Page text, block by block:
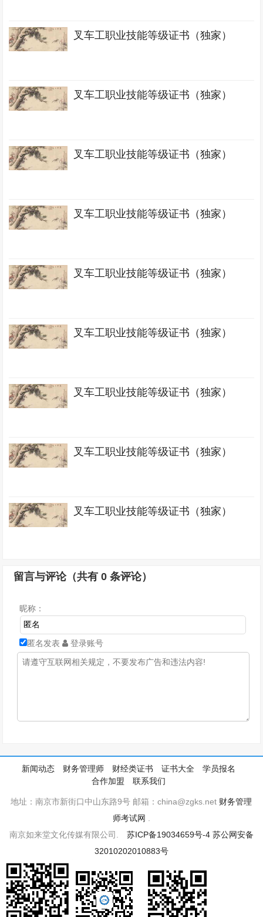
叉车工职业技能等级证书（独家）
叉车工职业技能等级证书（独家）
叉车工职业技能等级证书（独家）
叉车工职业技能等级证书（独家）
叉车工职业技能等级证书（独家）
叉车工职业技能等级证书（独家）
叉车工职业技能等级证书（独家）
叉车工职业技能等级证书（独家）
叉车工职业技能等级证书（独家）
留言与评论（共有0 条评论）
昵称：
匿名发表 登录账号
新闻动态 财务管理师 财经类证书 证书大全
学员报名
合作加盟
联系我们
地址：南京市新街口中山东路9号 邮箱：china@zgks.net 财务管理
师考试网
南京如来堂文化传媒有限公司. 苏ICP备19034659号-4 苏公网安备
32010202010883号